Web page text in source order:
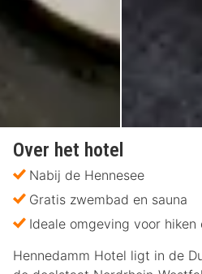
Over het hotel
Nabij de Hennesee
Gratis zwembad en sauna
Ideale omgeving voor hiken
Hennedamm Hotel ligt in de